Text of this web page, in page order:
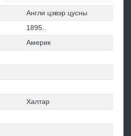
Англи цэвэр цусны
1895..
Америк
Халтар